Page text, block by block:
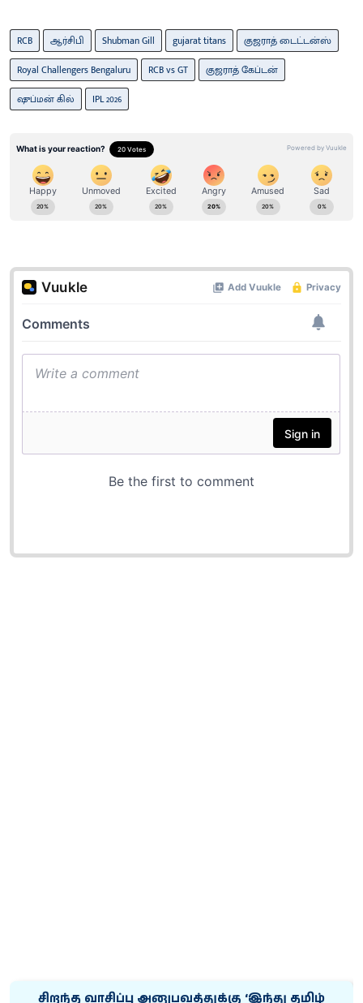
RCB ஆர்சிபி Shubman Gill gujarat titans
குஜராத் டைட்டன்ஸ்
Royal Challengers Bengaluru
RCB vs GT
குஜராத் கேப்டன்
ஷுப்​மன் கில்
IPL 2026
சிறந்த வாசிப்பு அனுபவத்துக்கு ‘இந்து தமிழ்